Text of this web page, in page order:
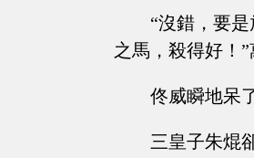
“沒錯，要
之馬，殺得好！
佟威瞬地呆
三皇子朱焜